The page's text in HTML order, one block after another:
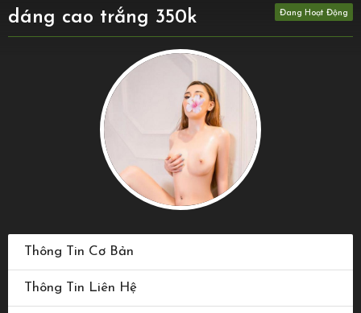
dáng cao trắng 350k
Thông Tin Cơ Bản
Thông Tin Liên Hệ